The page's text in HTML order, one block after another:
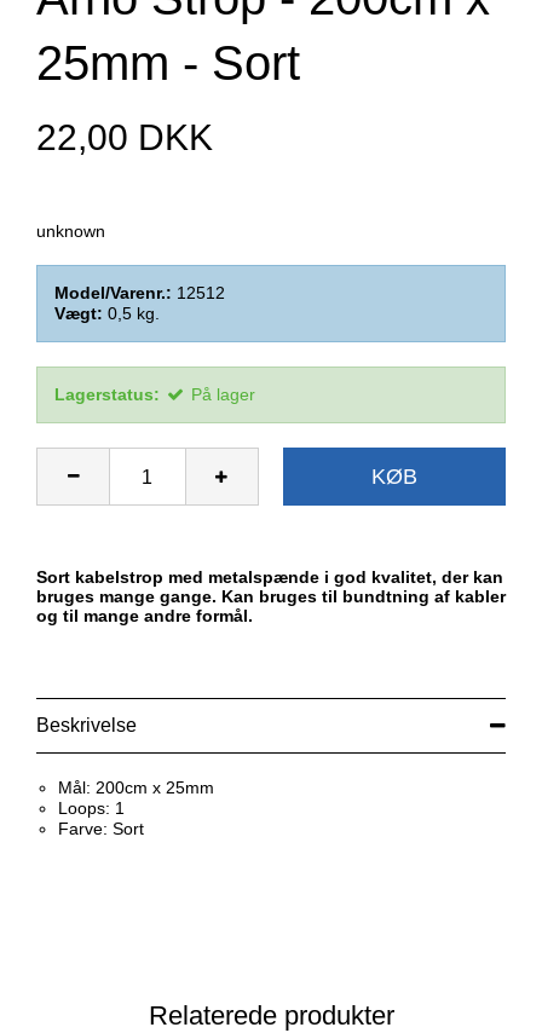
25mm - Sort
22,00 DKK
unknown
Model/Varenr.: 12512
Vægt: 0,5 kg.
Lagerstatus: På lager
KØB
Sort kabelstrop med metalspænde i god kvalitet, der kan
bruges mange gange. Kan bruges til bundtning af kabler
og til mange andre formål.
Beskrivelse
Mål: 200cm x 25mm
Loops: 1
Farve: Sort
Relaterede produkter